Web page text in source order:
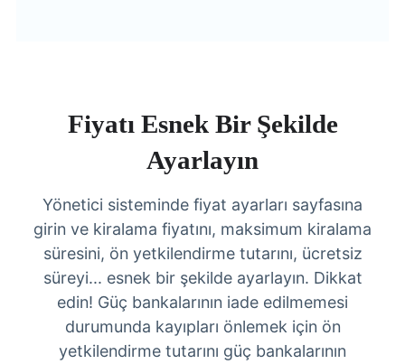
Fiyatı Esnek Bir Şekilde
Ayarlayın
Yönetici sisteminde fiyat ayarları sayfasına
girin ve kiralama fiyatını, maksimum kiralama
süresini, ön yetkilendirme tutarını, ücretsiz
süreyi... esnek bir şekilde ayarlayın. Dikkat
edin! Güç bankalarının iade edilmemesi
durumunda kayıpları önlemek için ön
yetkilendirme tutarını güç bankalarının